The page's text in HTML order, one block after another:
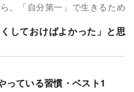
。「自分第一」で生きるため
しておけばよかった」と思
っている習慣・ベスト1